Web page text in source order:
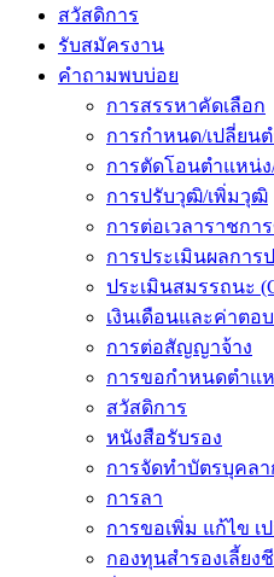
สวัสดิการ
รับสมัครงาน
คำถามพบบ่อย
การสรรหาคัดเลือก
การกำหนด/เปลี่ยน
การตัดโอนตำแหน่ง
การปรับวุฒิ/เพิ่มวุฒิ
การต่อเวลาราชกา
การประเมินผลการ
ประเมินสมรรถนะ
เงินเดือนและค่าตอ
การต่อสัญญาจ้าง
การขอกำหนดตำแ
สวัสดิการ
หนังสือรับรอง
การจัดทำบัตรบุคล
การลา
การขอเพิ่ม แก้ไข
กองทุนสำรองเลี้ยง